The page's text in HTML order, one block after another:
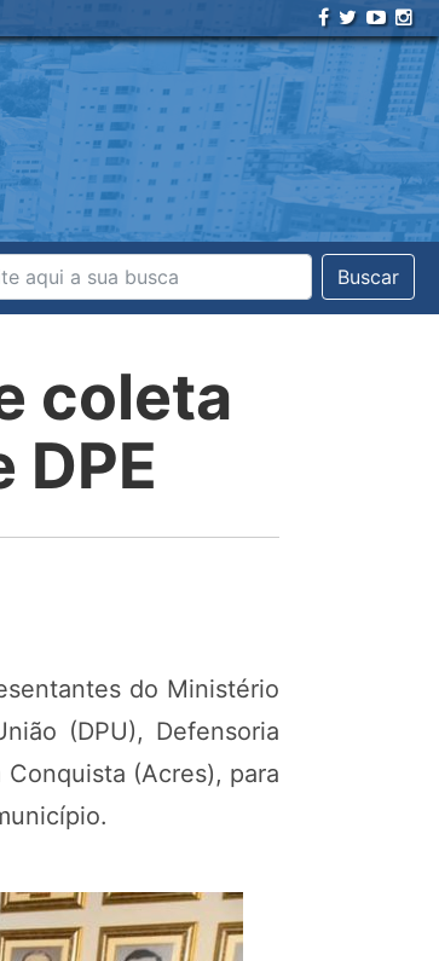
Buscar
coleta
DPE
do Ministério
(DPU), Defensoria
(Acres), para